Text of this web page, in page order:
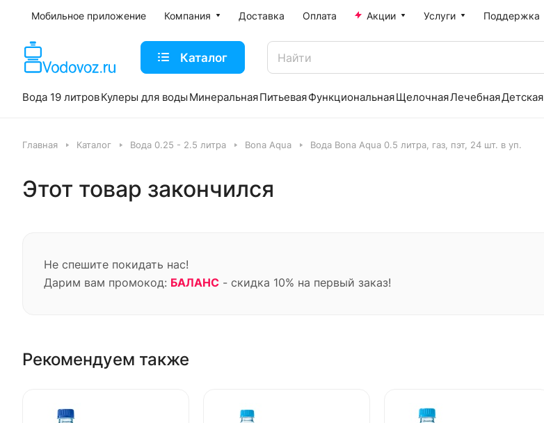
Мобильное приложение Компания Доставка Оплата Акции Услуги Поддержка
Каталог
Вода 19 литровКулеры для воды МинеральнаяПитьеваяФункциональнаяЩелочнаяЛечебнаяДетская
Главная Каталог Вода 0.25 - 2.5 литра Bona Aqua Вода Bona Aqua 0.5 литра, газ, пэт, 24 шт. в уп.
Этот товар закончился
Не спешите покидать нас!
Дарим вам промокод: БАЛАНС - скидка 10% на первый заказ!
Рекомендуем также